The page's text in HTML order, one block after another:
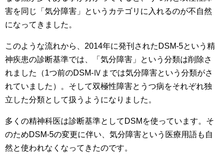
害を同じ「気分障害」というカテゴリに入れるのが不自然
になってきました。
このような流れから、2014年に発刊されたDSM-5という精
神疾患の診断基準では、「気分障害」という分類は削除さ
れました（1つ前のDSM-Ⅳまでは気分障害という分類がさ
れていました）。そして双極性障害とうつ病をそれぞれ独
立した分類として扱うようになりました。
多くの精神科医は診断基準としてDSMを使っています。そ
のためDSM-5の変更に伴い、気分障害という医療用語も自
然と使われなくなってきたのです。